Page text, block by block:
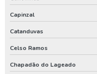
Poço artesiano tubular
Poço artesiano valor metro
Poço de água artesiano
Poço de água potável
Capinzal
Catanduvas
Celso Ramos
Chapadão do Lageado